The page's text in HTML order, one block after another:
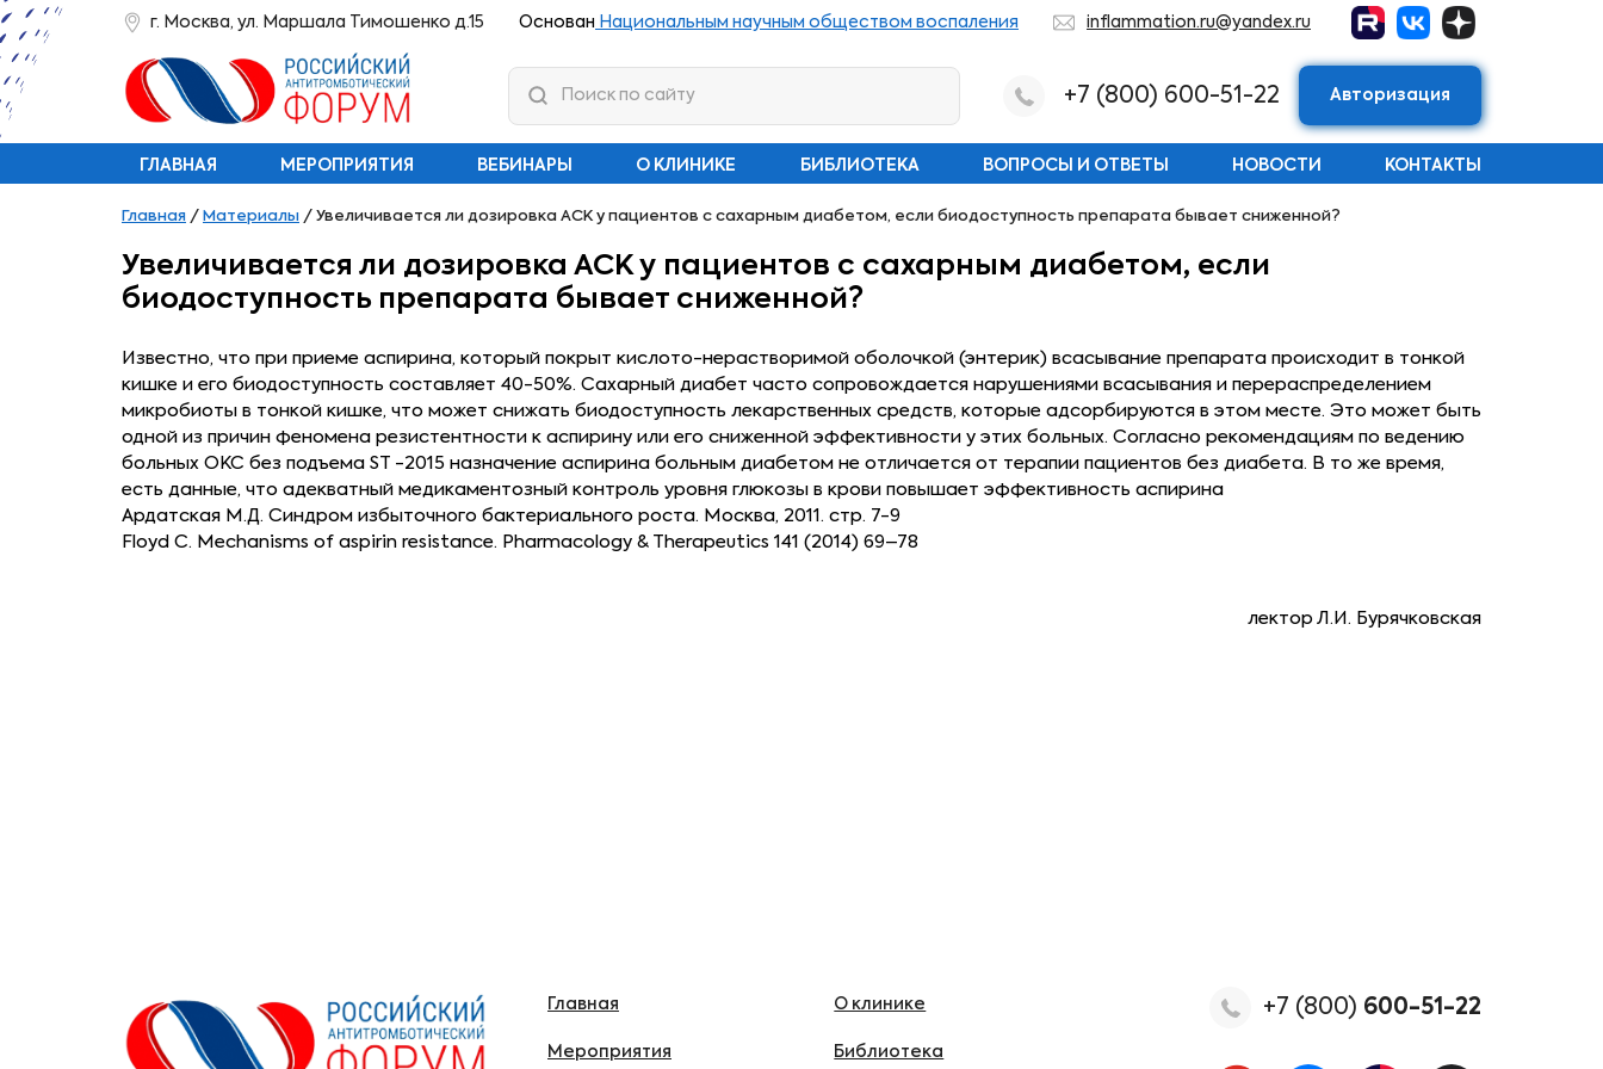
г. Москва, ул. Маршала Тимошенко д.15 Основан Национальным научным обществом воспаления inflammation.ru@yandex.ru
+7 (800) 600-51-22 Авторизация
ГЛАВНАЯ МЕРОПРИЯТИЯ ВЕБИНАРЫ О КЛИНИКЕ БИБЛИОТЕКА ВОПРОСЫ И ОТВЕТЫ НОВОСТИ КОНТАКТЫ
Главная / Материалы / Увеличивается ли дозировка АСК у пациентов с сахарным диабетом, если биодоступность препарата бывает сниженной?
Увеличивается ли дозировка АСК у пациентов с сахарным диабетом, если
биодоступность препарата бывает сниженной?
Известно, что при приеме аспирина, который покрыт кислото-нерастворимой оболочкой (энтерик) всасывание препарата происходит в тонкой
кишке и его биодоступность составляет 40-50%. Сахарный диабет часто сопровождается нарушениями всасывания и перераспределением
микробиоты в тонкой кишке, что может снижать биодоступность лекарственных средств, которые адсорбируются в этом месте. Это может быть
одной из причин феномена резистентности к аспирину или его сниженной эффективности у этих больных. Согласно рекомендациям по ведению
больных ОКС без подъема ST -2015 назначение аспирина больным диабетом не отличается от терапии пациентов без диабета. В то же время,
есть данные, что адекватный медикаментозный контроль уровня глюкозы в крови повышает эффективность аспирина
Ардатская М.Д. Синдром избыточного бактериального роста. Москва, 2011. стр. 7-9
Floyd С. Mechanisms of aspirin resistance. Pharmacology & Therapeutics 141 (2014) 69–78
лектор Л.И. Бурячковская
Главная
Мероприятия
О клинике
Библиотека
+7 (800) 600-51-22